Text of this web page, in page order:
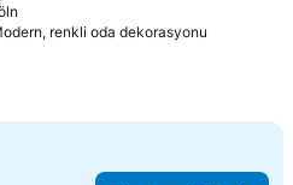
renkli oda dekorasyonu